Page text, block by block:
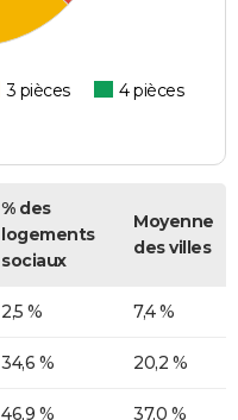
3 pièces
4 pièces
% des
logements
sociaux
Moyenne
des villes
2,5 % 7,4 %
34,6 % 20,2 %
46,9 % 37,0 %